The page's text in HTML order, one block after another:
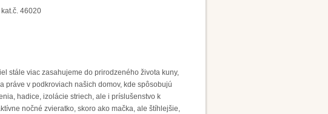
46020
stále viac zasahujeme do prirodzeného života kuny,
práve v podkroviach našich domov, kde spôsobujú
hadice, izolácie striech, ale i príslušenstvo k
nočné zvieratko, skoro ako mačka, ale štíhlejšie,